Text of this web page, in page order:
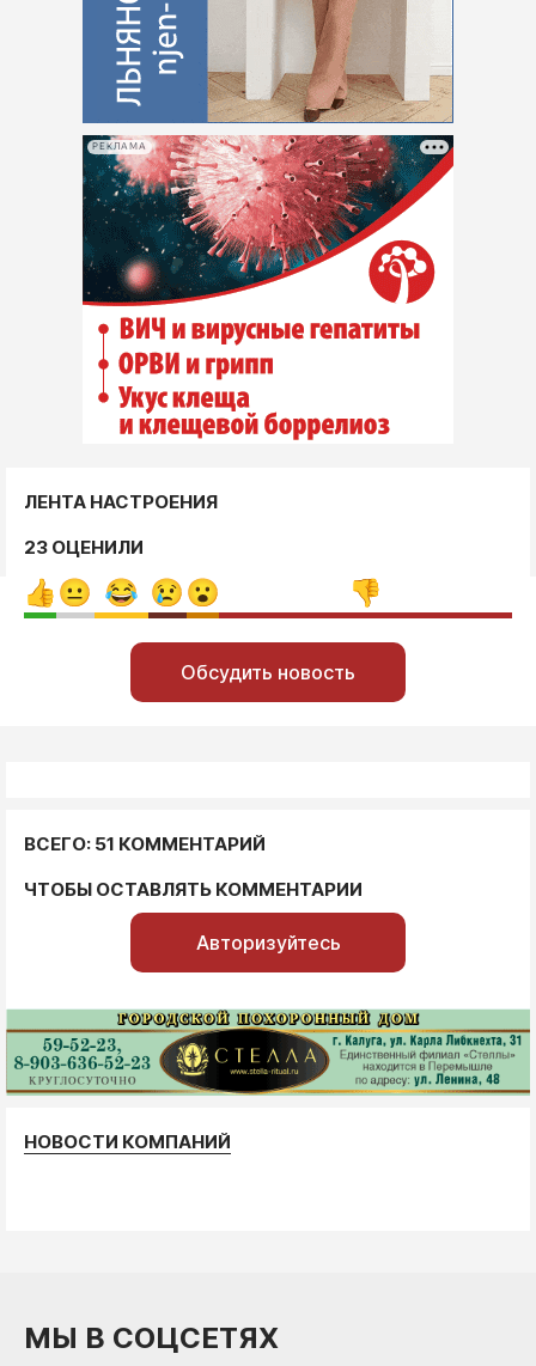
РЕКЛАМА
ЛЕНТА НАСТРОЕНИЯ
23 ОЦЕНИЛИ
Обсудить новость
ВСЕГО: 51 КОММЕНТАРИЙ
ЧТОБЫ ОСТАВЛЯТЬ КОММЕНТАРИИ
Авторизуйтесь
НОВОСТИ КОМПАНИЙ
МЫ В СОЦСЕТЯХ